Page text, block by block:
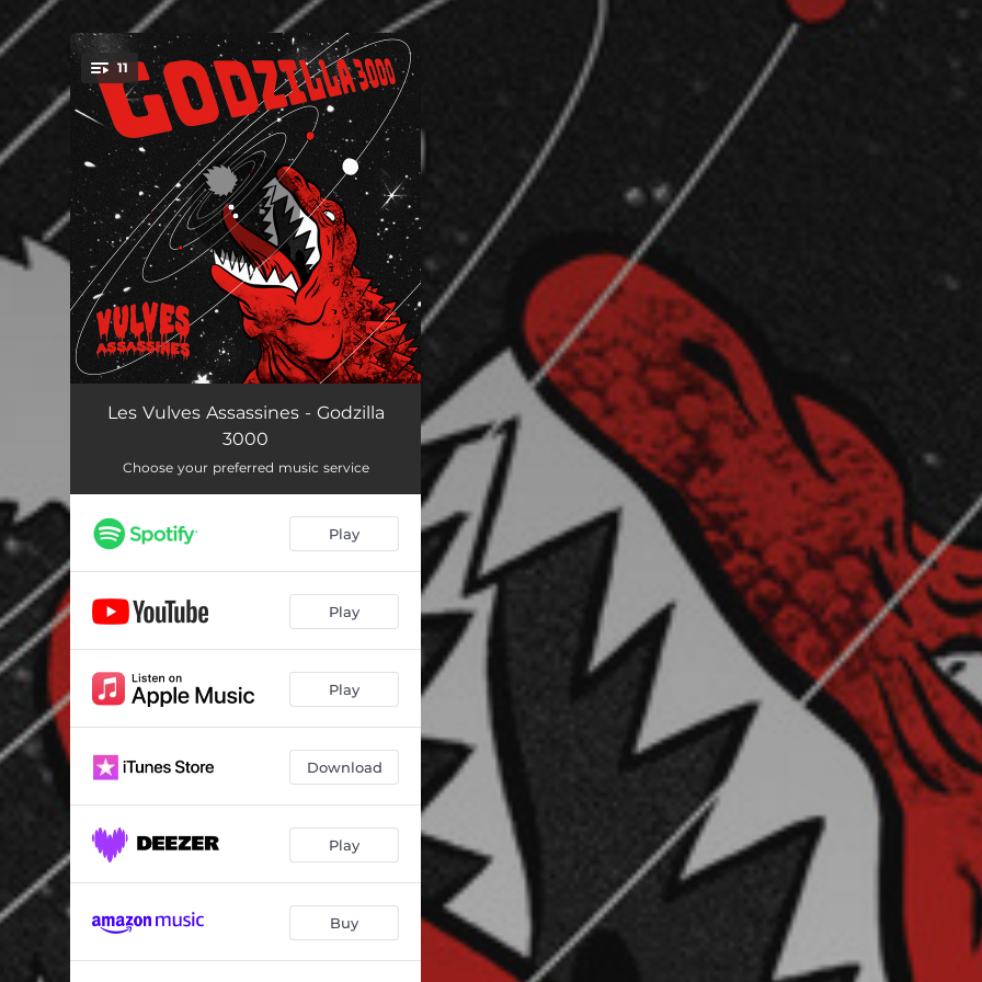
You're all set!
11
Godzilla 3000 02:55
Bien-être 03:46
Chômeur branleur
La bagarre 00:47
C'est moi qui t'baise 03:29
La cumbia de Mileva 04:33
J'aime la bite mais pas la tienne 02:39
Un oiseau au paradis 04:39
Les Vulves Assassines - Godzilla
3000
Choose your preferred music service
Play
Play
Play
Download
Play
Buy